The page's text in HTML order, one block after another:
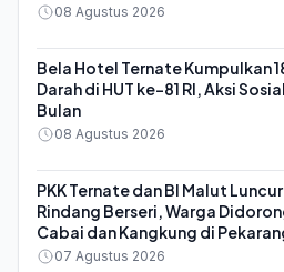
08 Agustus 2026
Bela Hotel Ternate Kumpulkan
Darah di HUT ke-81 RI, Aksi
Bulan
08 Agustus 2026
PKK Ternate dan BI Malut
Rindang Berseri, Warga
Cabai dan Kangkung di
07 Agustus 2026